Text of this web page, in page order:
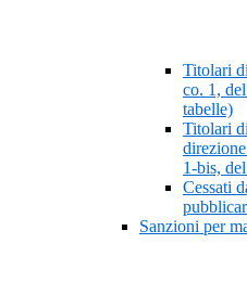
Titolari
co. 1,
tabelle)
Titolari
1-bis,
Cessati
Sanzioni per